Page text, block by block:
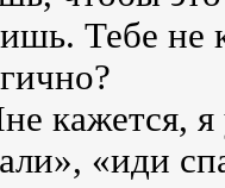
Тебе не
кажется, я
«иди